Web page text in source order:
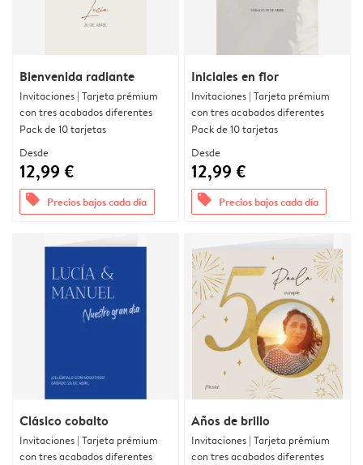
Bienvenida radiante
Invitaciones | Tarjeta prémium
con tres acabados diferentes
Pack de 10 tarjetas
Desde
12,99 €
offers Precios bajos cada día
Iniciales en flor
Invitaciones | Tarjeta prémium
con tres acabados diferentes
Pack de 10 tarjetas
Desde
12,99 €
offers Precios bajos cada día
Clásico cobalto
Invitaciones | Tarjeta prémium
con tres acabados diferentes
Años de brillo
Invitaciones | Tarjeta prémium
con tres acabados diferentes